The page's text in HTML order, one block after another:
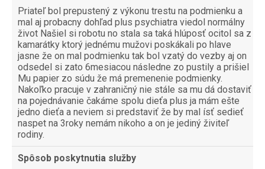
Priateľ bol prepustený z výkonu trestu na podmienku a
mal aj probacny dohľad plus psychiatra viedol normálny
život Našiel si robotu no stala sa taká hlúposť ocitol sa z
kamarátky ktorý jednému mužovi poskákali po hlave
jasne že on mal podmienku tak bol vzatý do vezby aj on
odsedel si zato 6mesiacou následne zo pustily a prišiel
Mu papier zo súdu že má premenenie podmienky.
Nakoľko pracuje v zahraničný nie stále sa mu dá dostaviť
na pojednávanie čakáme spolu dieťa plus ja mám ešte
jedno dieťa a neviem si predstaviť že by mal ísť sedieť
naspet na 3roky nemám nikoho a on je jediný živiteľ
rodiny.
Spôsob poskytnutia služby